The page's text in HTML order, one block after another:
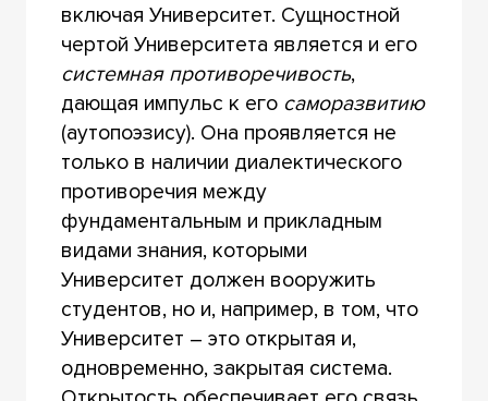
включая Университет. Сущностной
чертой Университета является и его
системная противоречивость,
дающая импульс к его саморазвитию
(аутопоэзису). Она проявляется не
только в наличии диалектического
противоречия между
фундаментальным и прикладным
видами знания, которыми
Университет должен вооружить
студентов, но и, например, в том, что
Университет – это открытая и,
одновременно, закрытая система.